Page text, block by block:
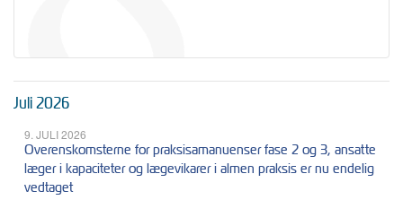
Juli 2026
9. JULI 2026
Overenskomsterne for praksisamanuenser fase 2 og 3, ansatte
læger i kapaciteter og lægevikarer i almen praksis er nu endelig
vedtaget